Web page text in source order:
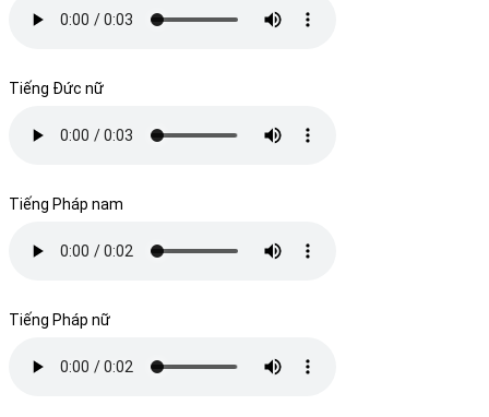
Tiếng Đức nữ
Tiếng Pháp nam
Tiếng Pháp nữ